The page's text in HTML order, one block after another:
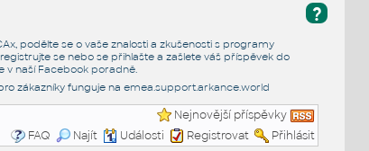
?
podělte se o vaše znalosti a zkušenosti s programy
se nebo se přihlašte a zašlete váš příspěvek do
v naší Facebook poradně.
zákazníky funguje na emea.support.arkance.world
Nejnovější příspěvky
FAQ
Najít Události Registrovat Přihlásit